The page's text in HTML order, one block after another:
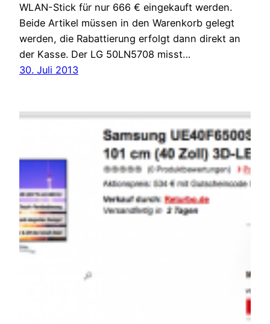
WLAN-Stick für nur 666 € eingekauft werden.
Beide Artikel müssen in den Warenkorb gelegt
werden, die Rabattierung erfolgt dann direkt an
der Kasse. Der LG 50LN5708 misst…
30. Juli 2013